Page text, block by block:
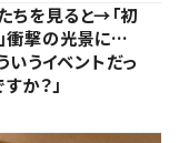
ちを見ると→「初
衝撃の光景に…
いうイベントだっ
か？」